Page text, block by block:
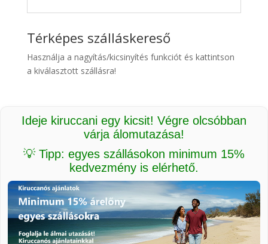
Térképes szálláskereső
Használja a nagyítás/kicsinyítés funkciót és kattintson
a kiválasztott szállásra!
Ideje kiruccani egy kicsit! Végre olcsóbban
várja álomutazása!
💡 Tipp: egyes szállásokon minimum 15%
kedvezmény is elérhető.